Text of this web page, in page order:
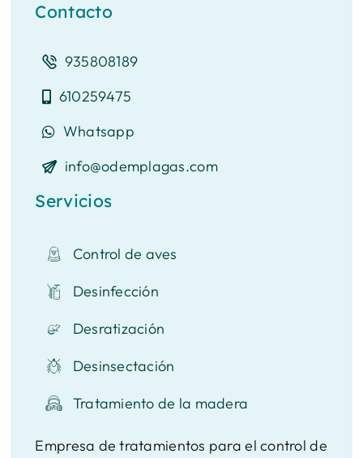
Contacto
935808189
610259475
Whatsapp
info@odemplagas.com
Servicios
Control de aves
Desinfección
Desratización
Desinsectación
Tratamiento de la madera
Empresa de tratamientos para el control de